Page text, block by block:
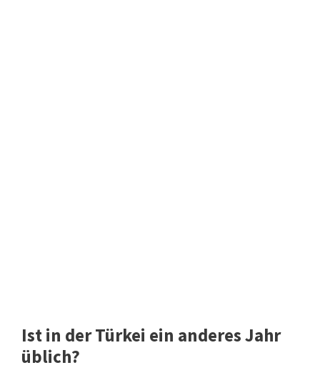
Ist in der Türkei ein anderes Jahr
üblich?